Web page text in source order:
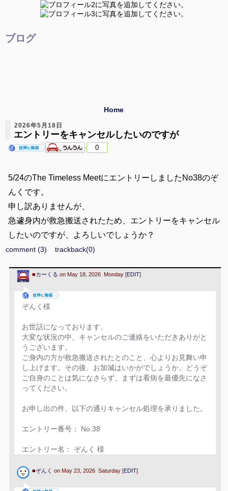
ブログ
Home
2026年5月18日
エントリーをキャンセルしたいのですが
0
5/24のThe Timeless MeetにエントリーしましたNo38のぞ
んくです。
申し訳ありませんが、
急遽身内が救急搬送されたため、エントリーをキャンセル
したいのですが、よろしいでしょうか？
comment (3) trackback(0)
■カーくる on May 18, 2026 Monday [EDIT]
ぞんく様
お世話になっております。
大変な状況の中、キャンセルのご連絡をいただきありがと
うございます。
ご身内の方が救急搬送されたとのこと、心よりお見舞い申
し上げます。その後、お加減はいかがでしょうか。どうぞ
ご自身のことは気になさらず、まずは看病を最優先になさ
ってください。
お申し出の件、以下の通りキャンセル処理を承りました。
エントリー番号： No.38
エントリー名： ぞんく 様
■ぞんく on May 23, 2026 Saturday [EDIT]